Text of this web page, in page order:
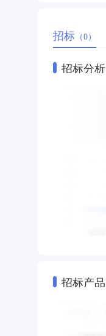
招标 （0）
招标分析
招标产品